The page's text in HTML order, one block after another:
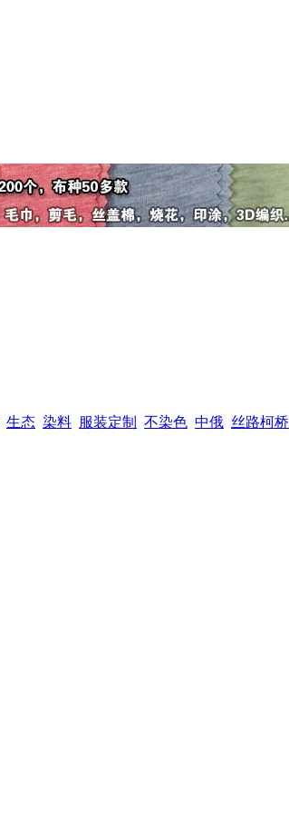
生态 染料 服装定制 不染色 中俄 丝路柯桥